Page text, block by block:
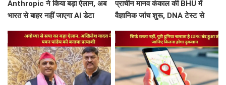
Anthropic ने किया बड़ा ऐलान, अब
भारत से बाहर नहीं जाएगा AI डेटा
प्राचीन मानव कंकाल की BHU में
वैज्ञानिक जांच शुरू, DNA टेस्ट से
इतिहास का राज